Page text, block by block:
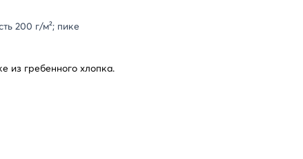
200 г/м²; пике
из гребенного хлопка.